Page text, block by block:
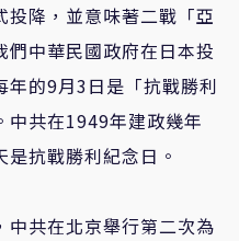
降，並意味著二戰「亞
中華民國政府在日本投
年的9月3日是「抗戰勝利
中共在1949年建政幾年
抗戰勝利紀念日。
共在北京舉行第二次為